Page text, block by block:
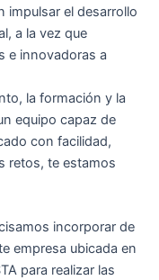
impulsar el desarrollo
a la vez que
e innovadoras a
la formación y la
equipo capaz de
con facilidad,
retos, te estamos
incorporar de
empresa ubicada en
para realizar las